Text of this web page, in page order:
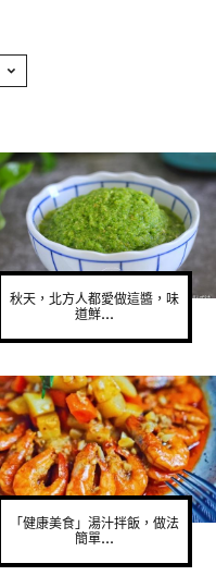
秋天，北方人都愛做這醬，味
道鮮...
「健康美食」湯汁拌飯，做法
簡單...